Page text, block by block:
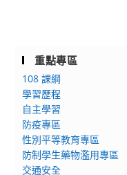
重點專區
108 課綱
學習歷程
自主學習
防疫專區
性別平等教育專區
防制學生藥物濫用專區
交通安全